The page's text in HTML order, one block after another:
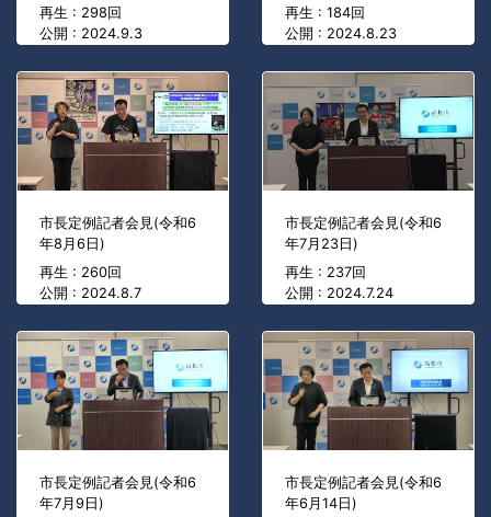
再生 : 298回
公開 : 2024.9.3
再生 : 184回
公開 : 2024.8.23
市長定例記者会見(令和6
年8月6日)
再生 : 260回
公開 : 2024.8.7
市長定例記者会見(令和6
年7月23日)
再生 : 237回
公開 : 2024.7.24
市長定例記者会見(令和6
年7月9日)
市長定例記者会見(令和6
年6月14日)